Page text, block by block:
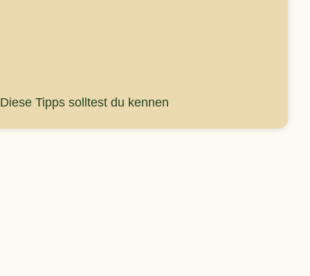
Tipps solltest du kennen